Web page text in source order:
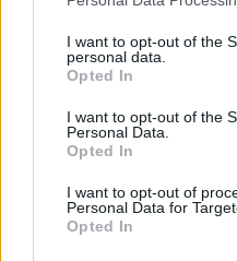
not limited to your visit or
grant or deny consent to
use your data for below
consent section.
I want to opt-out of the
personal data.
Opted In
I want to opt-out of the
Personal Data.
Opted In
I want to opt-out of
Personal Data for
Opted In
Staff